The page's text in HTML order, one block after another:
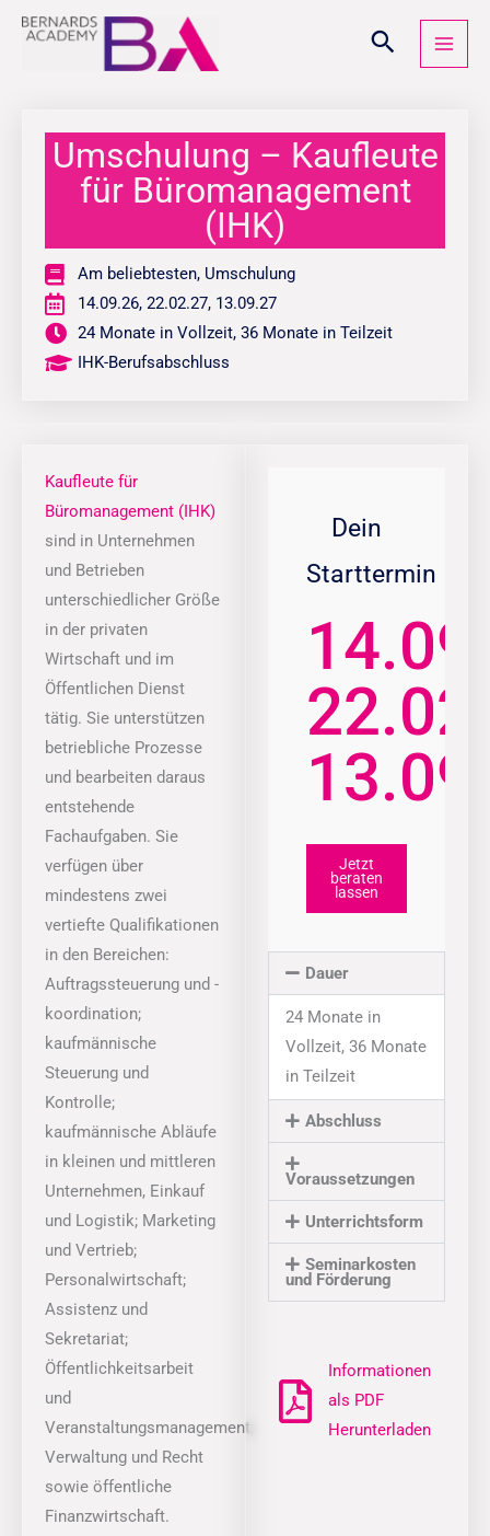
Zum
Inhalt
Umschulung – Kaufleute
für Büromanagement
(IHK)
Am beliebtesten, Umschulung
14.09.26, 22.02.27, 13.09.27
24 Monate in Vollzeit, 36 Monate in Teilzeit
IHK-Berufsabschluss
Kaufleute für
Büromanagement (IHK)
sind in Unternehmen
und Betrieben
unterschiedlicher Größe
in der privaten
Wirtschaft und im
Öffentlichen Dienst
tätig. Sie unterstützen
betriebliche Prozesse
und bearbeiten daraus
entstehende
Fachaufgaben. Sie
verfügen über
mindestens zwei
vertiefte Qualifikationen
in den Bereichen:
Auftragssteuerung und -
koordination;
kaufmännische
Steuerung und
Kontrolle;
kaufmännische Abläufe
in kleinen und mittleren
Unternehmen, Einkauf
und Logistik; Marketing
und Vertrieb;
Personalwirtschaft;
Assistenz und
Sekretariat;
Öffentlichkeitsarbeit
und
Veranstaltungsmanagement;
Verwaltung und Recht
sowie öffentliche
Finanzwirtschaft.
Dein
Starttermin
Jetzt
beraten
lassen
Dauer
24 Monate in
Vollzeit, 36 Monate
in Teilzeit
Abschluss
Voraussetzungen
Unterrichtsform
Seminarkosten
und Förderung
Informationen
als PDF
Herunterladen